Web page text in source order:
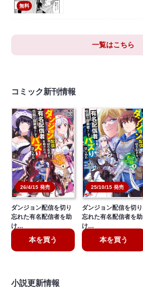
無料
一覧はこちら
コミック新刊情報
26/4/15 発売
ダンジョン配信を切り
忘れた有名配信者を助
け…
本を買う
25/10/15 発売
ダンジョン配信を切り
忘れた有名配信者を助
け…
本を買う
小説更新情報